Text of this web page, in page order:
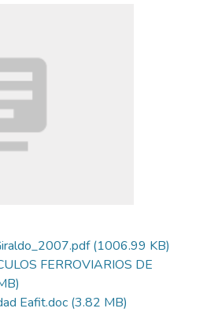
(1006.99 KB)
FERROVIARIOS DE
Eafit.doc (3.82 MB)